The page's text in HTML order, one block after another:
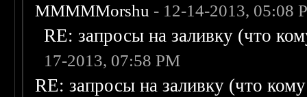
MMMMMorshu - 12-14-2013, 05:08
RE: запросы на заливку (что
17-2013, 07:58 PM
RE: запросы на заливку (что